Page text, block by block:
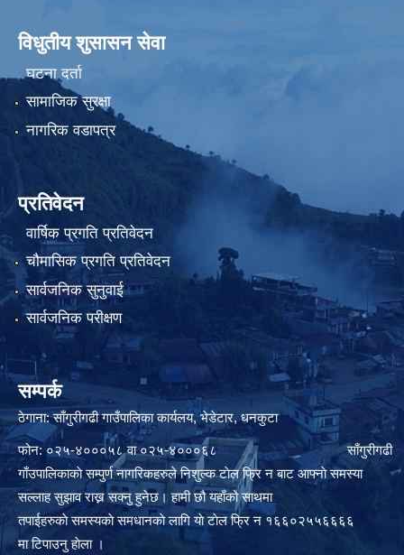
विधुतीय शुसासन सेवा
घटना दर्ता
सामाजिक सुरक्षा
नागरिक वडापत्र
प्रतिवेदन
वार्षिक प्रगति प्रतिवेदन
चौमासिक प्रगति प्रतिवेदन
सार्वजनिक सुनुवाई
सार्वजनिक परीक्षण
सम्पर्क
ठेगाना: साँगुरीगढी गाउँपालिका कार्यलय, भेडेटार, धनकुटा
फोन: ०२५-४०००५८ वा ०२५-४०००६८ साँगुरीगढी
गाँउपालिकाकाे सम्पुर्ण नागरिकहरुले निशुल्क टाेल फ्रि न बाट आफ्नाे समस्या
सल्लाह सुझाव राख्न सक्नु हुनेछ। हामी छौ यहाँको साथमा
तपाईहरुकाे समस्यकाे समधानकाे लागि याे टाेल फ्रि न १६६०२५५६६६६
मा टिपाउनु हाेला ।